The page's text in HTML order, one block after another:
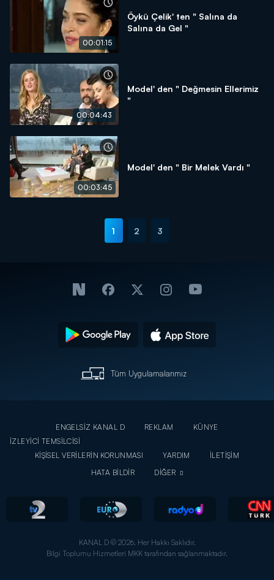
00:01:15
Öykü Çelik' ten " Salına da
Salına da Gel "
00:04:43
Model' den " Değmesin Ellerimiz
"
00:03:45
Model' den " Bir Melek Vardı "
1 2 3
Tüm Uygulamalarımız
ENGELSİZ KANAL D REKLAM
KÜNYE
İZLEYİCİ TEMSİLCİSİ
KİŞİSEL VERİLERİN KORUNMASI
YARDIM
İLETİŞİM
HATA BİLDİR
DİĞER
KANAL D © 2026. Her Hakkı Saklıdır.
Bilgi Toplumu Hizmetleri MKK tarafından sağlanmaktadır.